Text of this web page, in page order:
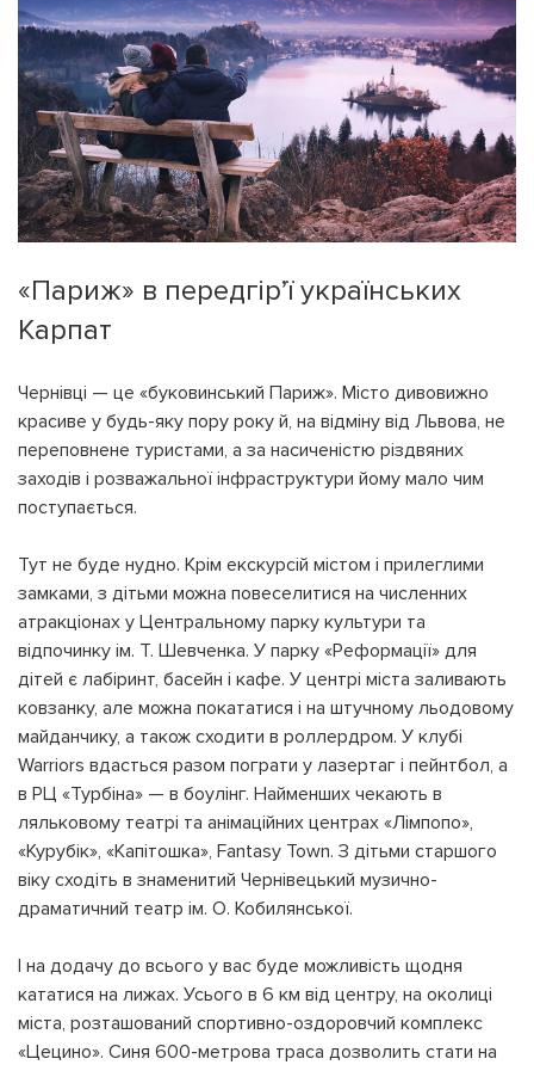
«Париж» в передгір’ї українських
Карпат
Чернівці — це «буковинський Париж». Місто дивовижно
красиве у будь-яку пору року й, на відміну від Львова, не
переповнене туристами, а за насиченістю різдвяних
заходів і розважальної інфраструктури йому мало чим
поступається.
Тут не буде нудно. Крім екскурсій містом і прилеглими
замками, з дітьми можна повеселитися на численних
атракціонах у Центральному парку культури та
відпочинку ім. Т. Шевченка. У парку «Реформації» для
дітей є лабіринт, басейн і кафе. У центрі міста заливають
ковзанку, але можна покататися і на штучному льодовому
майданчику, а також сходити в роллердром. У клубі
Warriors вдасться разом пограти у лазертаг і пейнтбол, а
в РЦ «Турбіна» — в боулінг. Найменших чекають в
ляльковому театрі та анімаційних центрах «Лімпопо»,
«Курубік», «Капітошка», Fantasy Town. З дітьми старшого
віку сходіть в знаменитий Чернівецький музично-
драматичний театр ім. О. Кобилянської.
І на додачу до всього у вас буде можливість щодня
кататися на лижах. Усього в 6 км від центру, на околиці
міста, розташований спортивно-оздоровчий комплекс
«Цецино». Синя 600-метрова траса дозволить стати на
ПОВЕРНУТИСЯ ПЕРЕРАХУВАТИ
ПОВЕРНУТИСЯ